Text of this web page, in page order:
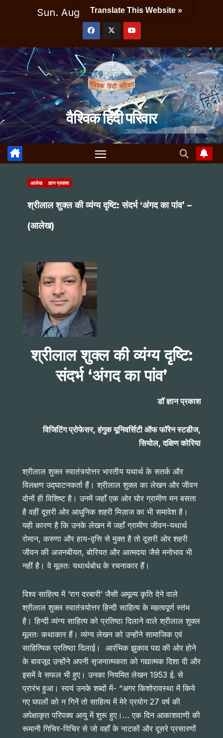
Sun. Aug 9th, 2026 9:06:40 AM
वैश्विक हिंदी परिवार
आलेख ज्ञान प्रकाश
श्रीलाल शुक्ल की व्यंग्य दृष्टि: संदर्भ ‘अंगद का पांव’ –
(आलेख)
श्रीलाल शुक्ल की व्यंग्य दृष्टि:
संदर्भ ‘अंगद का पांव’
डॉ ज्ञान प्रकाश
विजिटिंग प्रोफेसर,हंगुक यूनिवर्सिटी ऑफ फॉरेन स्टडीज,
सियोल,दक्षिण कोरिया
श्रीलाल शुक्ल स्वातंत्र्योत्तर भारतीय यथार्थ के सतर्क और
विलक्षण उद्घाटनकर्ता हैं। श्रीलाल शुक्ल का लेखन और जीवन
दोनों ही विशिष्ट है। उनमें जहाँ एक ओर घोर ग्रामीण मन बसता
है वहीं दूसरी ओर आधुनिक शहरी मिज़ाज का भी समावेश है।
यही कारण है कि उनके लेखन में जहाँ ग्रामीण जीवन-यथार्थ
रोमान, करुणा और हाय-वृत्ति से मुक्त है तो दूसरी ओर शहरी
जीवन की अजनबीयत, बोरियत और आत्मदया जैसे मनोभाव भी
नहीं है। वे मूलतः यथार्थबोध के रचनाकार हैं।
विश्व साहित्य में ‘राग दरबारी’ जैसी अमूल्य कृति देने वाले
श्रीलाल शुक्ल स्वातंत्र्योत्तर हिन्दी साहित्य के महत्वपूर्ण स्तंभ
है। हिन्दी व्यंग्य साहित्य को प्रतिष्ठा दिलाने वाले श्रीलाल शुक्ल
मूलतः कथाकार हैं। व्यंग्य लेखन को उन्होंने सामाजिक एवं
साहित्यिक प्रतिष्ठा दिलाई। आरंभिक झुकाव पद्य की ओर होने
के बावजूद उन्होंने अपनी सृजनात्मकता को गद्यात्मक दिशा दी और
इसमें वे सफल भी हुए। उनका नियमित लेखन 1953 ई. से
प्रारंभ हुआ। स्वयं उनके शब्दों में- “अगर किशोरावस्था में किये
गए घपलों को न गिनें तो साहित्य में मेरे प्रयोग 27 वर्ष की
अपेक्षाकृत परिपक्व आयु में शुरू हुए।… एक दिन आकाशवाणी की
रूमानी गिचिर-पिचिर से जो वहाँ के नाटकों और दूसरे प्रसारणों
Translate This Website »